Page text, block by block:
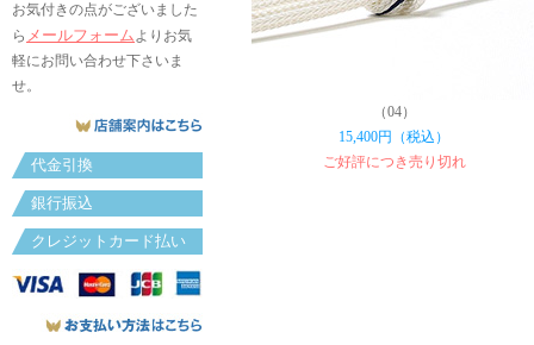
お気付きの点がございました
ら メールフォームよりお気
軽にお問い合わせ下さいま
せ。
代金引換
銀行振込
クレジットカード払い
（04）
15,400円（税込）
ご好評につき売り切れ